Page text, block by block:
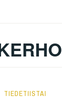
KAREN
TIEDETIISTAI